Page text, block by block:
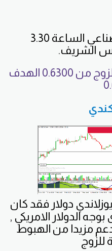
مؤشر فيلاديلفيا الصناعي الساعة 3.30
الشريف.
توصية اليوم : شراء الزوج من 0.6300 الهدف
دولار فقد كان
الدولار الامريكي ,
مزيدا من الهبوط
للزوج